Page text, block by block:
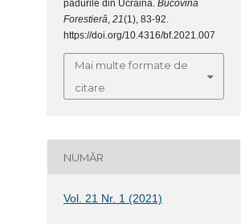
pădurile din Ucraina. Bucovina
Forestieră, 21(1), 83-92.
https://doi.org/10.4316/bf.2021.007
Mai multe formate de
citare
NUMĂR
Vol. 21 Nr. 1 (2021)